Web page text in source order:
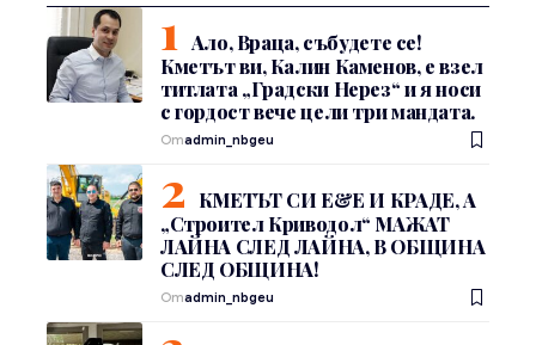
Ало, Враца, събудете се!
Кметът ви, Калин Каменов, е взел
титлата „Градски Нерез“ и я носи
с гордост вече цели три мандата.
Отadmin_nbgeu
КМЕТЪТ СИ Е&Е И КРАДЕ, А
„Строител Криводол“ МАЖАТ
ЛАЙНА СЛЕД ЛАЙНА, В ОБЩИНА
СЛЕД ОБЩИНА!
Отadmin_nbgeu